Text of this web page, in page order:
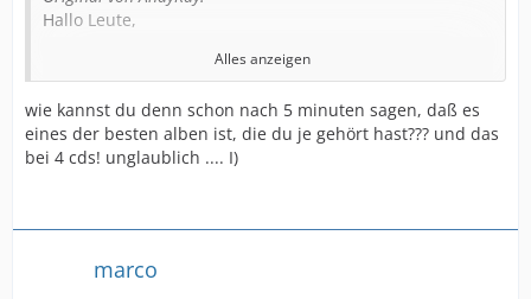
Hallo Leute,
auch bei mir ist die Box heute eingetroffen (eigentlich
gestern, aber ich war nicht zu Hause). Ich kann nur
sagen:
Das Booklet, das Artwork...hat mich echt aus den Socken
gehauen,
Alles anzeigen
wie kannst du denn schon nach 5 minuten sagen, daß es
eines der besten alben ist, die du je gehört hast??? und das
bei 4 cds! unglaublich .... I)
marco